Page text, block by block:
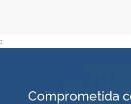
:
Comprometida